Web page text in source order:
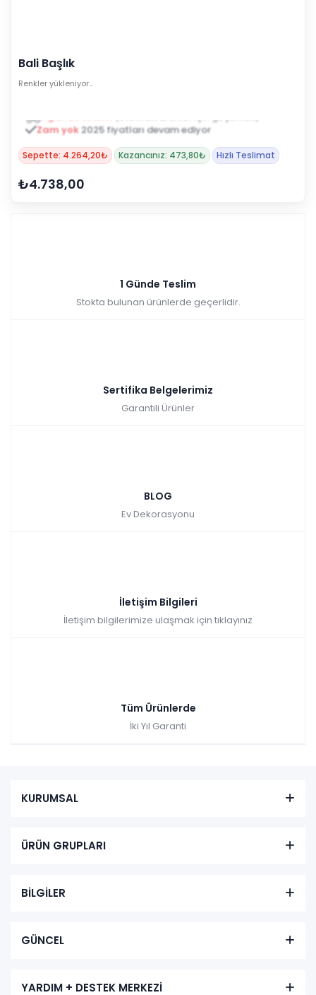
Bali Başlık
Renkler yükleniyor…
Zam yok 2025 fiyatları devam ediyor
Sepette: 4.264,20₺ Kazancınız: 473,80₺ Hızlı Teslimat
₺4.738,00
1 Günde Teslim
Stokta bulunan ürünlerde geçerlidir.
Sertifika Belgelerimiz
Garantili Ürünler
BLOG
Ev Dekorasyonu
İletişim Bilgileri
İletişim bilgilerimize ulaşmak için tıklayınız
Tüm Ürünlerde
İki Yıl Garanti
KURUMSAL
ÜRÜN GRUPLARI
BİLGİLER
GÜNCEL
YARDIM + DESTEK MERKEZİ